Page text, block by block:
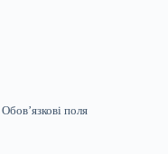
Обов’язкові поля